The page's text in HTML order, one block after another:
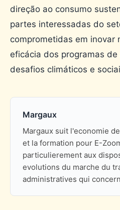
direção ao consumo
partes interessadas do
comprometidas em inovar
eficácia dos programas
desafios climáticos e
Margaux
Margaux suit l'economie
et la formation pour E-
particulierement aux
evolutions du marche du
administratives qui